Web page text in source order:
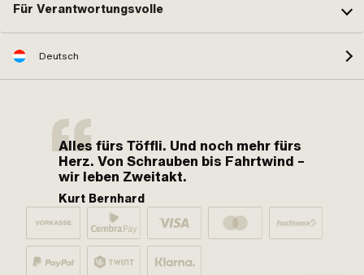
Für Verantwortungsvolle
Deutsch
Alles fürs Töffli. Und noch mehr fürs
Herz. Von Schrauben bis Fahrtwind –
wir leben Zweitakt.
Kurt Bernhard